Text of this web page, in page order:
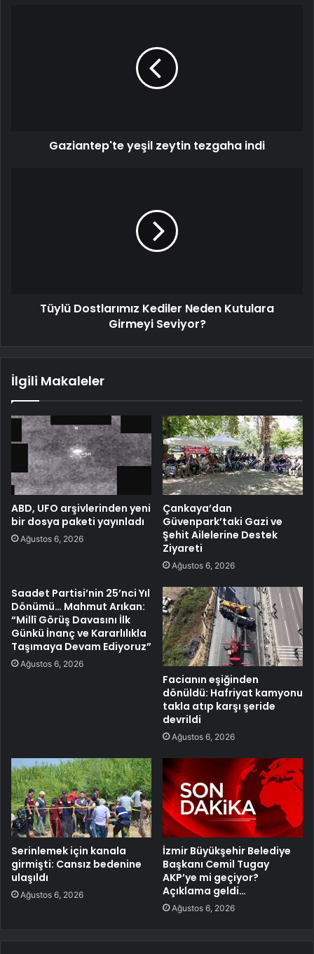
Gaziantep'te yeşil zeytin tezgaha indi
Tüylü Dostlarımız Kediler Neden Kutulara
Girmeyi Seviyor?
İlgili Makaleler
ABD, UFO arşivlerinden yeni
bir dosya paketi yayınladı
Ağustos 6, 2026
Çankaya’dan
Güvenpark’taki Gazi ve
Şehit Ailelerine Destek
Ziyareti
Ağustos 6, 2026
Saadet Partisi’nin 25’nci Yıl
Dönümü… Mahmut Arıkan:
“Millî Görüş Davasını İlk
Günkü İnanç ve Kararlılıkla
Taşımaya Devam Ediyoruz”
Ağustos 6, 2026
Facianın eşiğinden
dönüldü: Hafriyat kamyonu
takla atıp karşı şeride
devrildi
Ağustos 6, 2026
Serinlemek için kanala
girmişti: Cansız bedenine
ulaşıldı
Ağustos 6, 2026
İzmir Büyükşehir Belediye
Başkanı Cemil Tugay
AKP’ye mi geçiyor?
Açıklama geldi…
Ağustos 6, 2026